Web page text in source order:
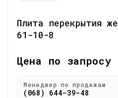
Плита перекрытия
61-10-8
Цена по запросу
Менеджер по продажам
(068) 644-39-48